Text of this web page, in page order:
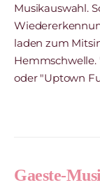
Musikauswahl.
laden zum
Hemmschwelle.
oder "Uptown
Gaeste-